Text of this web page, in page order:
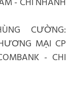
CƯỜNG:
MẠI CP
- CHI